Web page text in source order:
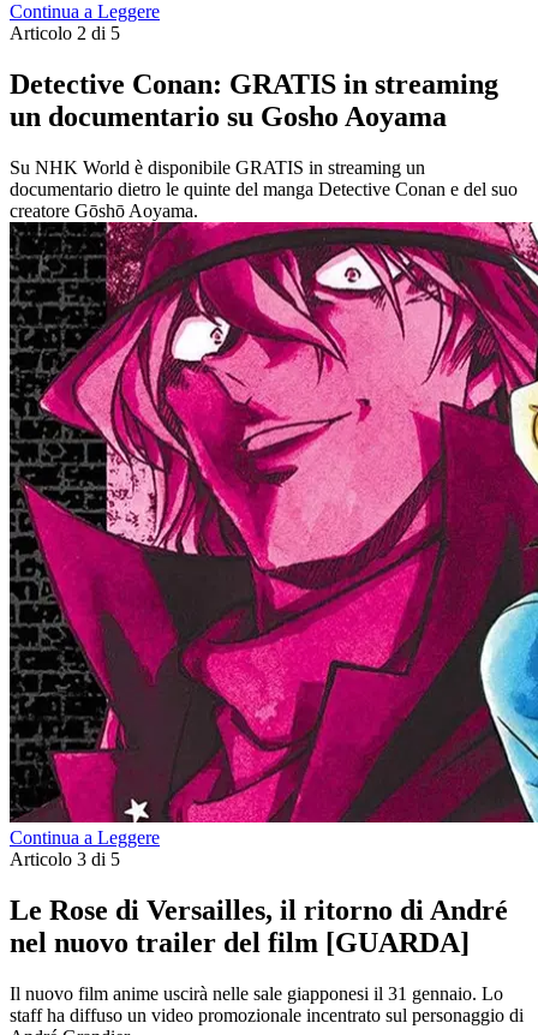
Continua a Leggere
Articolo 2 di 5
Detective Conan: GRATIS in streaming
un documentario su Gosho Aoyama
Su NHK World è disponibile GRATIS in streaming un
documentario dietro le quinte del manga Detective Conan e del suo
creatore Gōshō Aoyama.
Continua a Leggere
Articolo 3 di 5
Le Rose di Versailles, il ritorno di André
nel nuovo trailer del film [GUARDA]
Il nuovo film anime uscirà nelle sale giapponesi il 31 gennaio. Lo
staff ha diffuso un video promozionale incentrato sul personaggio di